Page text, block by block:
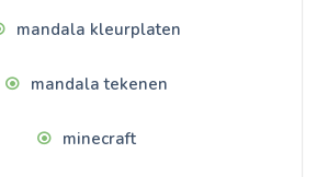
mandala kleurplaten
mandala tekenen
minecraft